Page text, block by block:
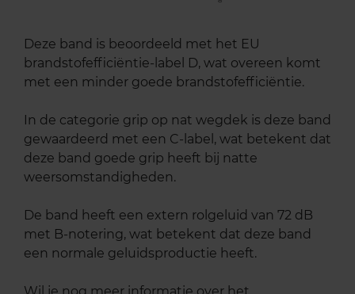
Deze band is beoordeeld met het EU
brandstofefficiëntie-label D, wat overeen komt
met een minder goede brandstofefficiëntie.
In de categorie grip op nat wegdek is deze band
gewaardeerd met een C-label, wat betekent dat
deze band goede grip heeft bij natte
weersomstandigheden.
De band heeft een extern rolgeluid van 72 dB
met B-notering, wat betekent dat deze band
een normale geluidsproductie heeft.